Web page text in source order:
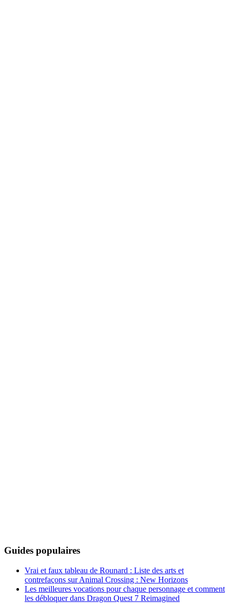
Guides populaires
Vrai et faux tableau de Rounard : Liste des arts et
contrefaçons sur Animal Crossing : New Horizons
Les meilleures vocations pour chaque personnage et comment
les débloquer dans Dragon Quest 7 Reimagined